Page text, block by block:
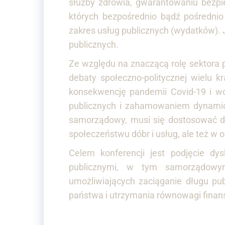
służby zdrowia, gwarantowaniu
których bezpośrednio bądź
zakres usług publicznych
publicznych.
Ze względu na znaczącą rolę sektora
debaty społeczno-politycznej wielu
konsekwencję pandemii Covid-19 i
publicznych i zahamowaniem
samorządowy, musi się dostosować
społeczeństwu dóbr i usług, ale też
Celem konferencji jest podjęcie
publicznymi, w tym
umożliwiających zaciąganie długu
państwa i utrzymania równowagi